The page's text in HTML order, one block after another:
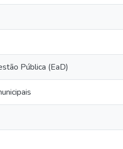
Pública (EaD)